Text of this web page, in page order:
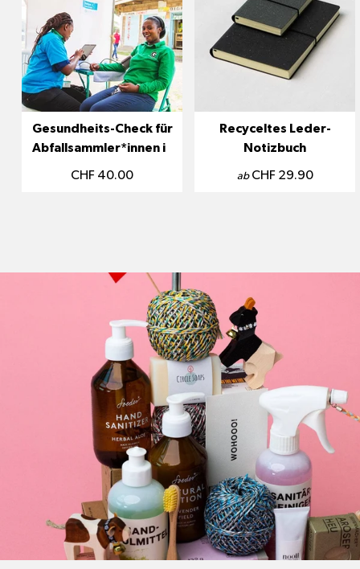
Gesundheits-Check für
Abfallsammler*innen in
CHF 40.00
Recyceltes Leder-
Notizbuch
ab CHF 29.90